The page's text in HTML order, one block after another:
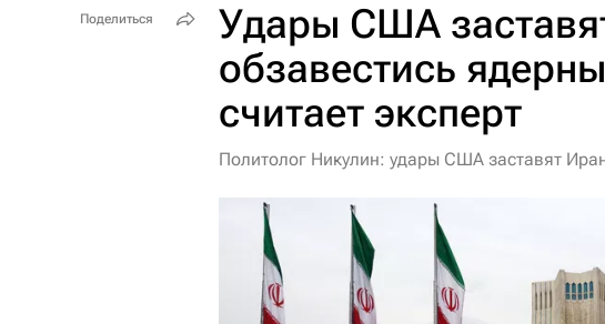
Удары США
обзавестись
считает эксперт
Политолог Никулин: удары США заставят
Поделиться